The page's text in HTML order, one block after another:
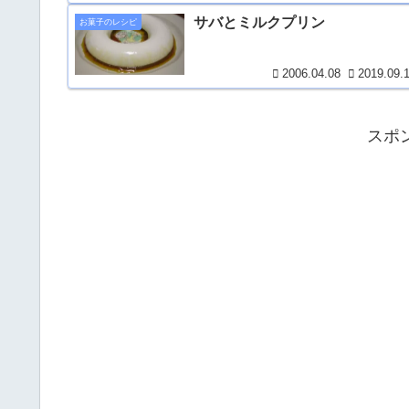
お菓子のレシピ サバとミルクプリン
2006.04.08
スポ